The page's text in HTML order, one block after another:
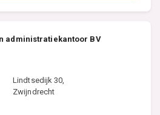
administratiekantoor BV
Lindtsedijk 30,
Zwijndrecht